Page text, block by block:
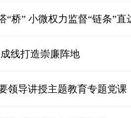
“桥” 小微权力监督“链条”直
线打造崇廉阵地
领导讲授主题教育专题党课